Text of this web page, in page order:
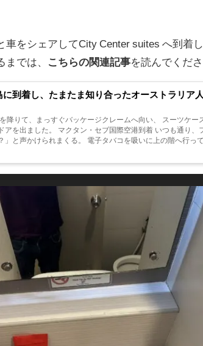
をシェアしてCity Center suites へ到着し
では、
こちらの関連記事を読んでくださ
に到着し、たまたま知り合ったオーストラリア
降りて、まっすぐバッケージクレームへ向い、 スーツケー
アを出ました。 マクタン・セブ国際空港到着 いつも通り、
」と声かけられまくる。 電子タバコを吸いに上の階へ行っ